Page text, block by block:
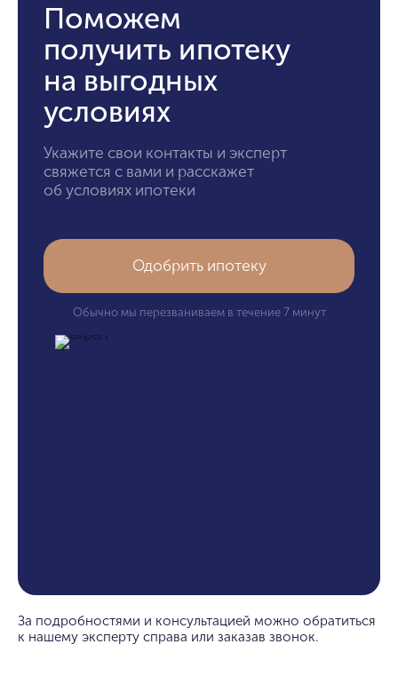
Поможем
получить ипотеку
на выгодных
условиях
Укажите свои контакты и эксперт
свяжется с вами и расскажет
об условиях ипотеки
Одобрить ипотеку
Обычно мы перезваниваем в течение 7 минут
За подробностями и консультацией можно обратиться
к нашему эксперту справа или заказав звонок.